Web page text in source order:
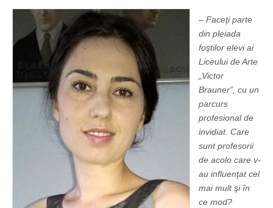
– Faceţi parte
din pleiada
foştilor elevi ai
Liceului de Arte
„Victor
Brauner”, cu un
parcurs
profesional de
invidiat. Care
sunt profesorii
de acolo care v-
au influenţat cel
mai mult şi în
ce mod?